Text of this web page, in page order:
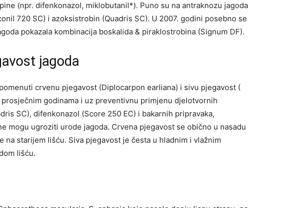
(npr. difenkonazol, miklobutanil*). Puno su na antraknozu jagoda
720 SC) i azoksistrobin (Quadris SC). U 2007. godini posebno se
pokazala kombinacija boskalida & piraklostrobina (Signum DF).
jagoda
crvenu pjegavost (Diplocarpon earliana) i sivu pjegavost (
godinama i uz preventivnu primjenu djelotvornih
SC), difenkonazol (Score 250 EC) i bakarnih pripravaka,
mogu ugroziti urode jagoda. Crvena pjegavost se obično u nasadu
na starijem lišću. Siva pjegavost je česta u hladnim i vlažnim
lišću.